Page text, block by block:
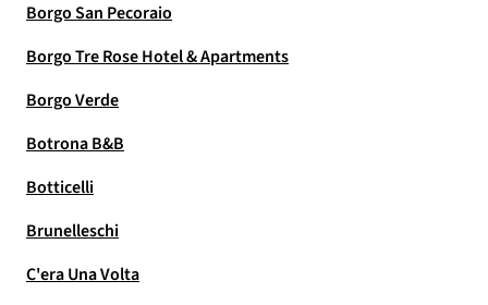
Borgo San Pecoraio
Borgo Tre Rose Hotel & Apartments
Borgo Verde
Botrona B&B
Botticelli
Brunelleschi
C'era Una Volta